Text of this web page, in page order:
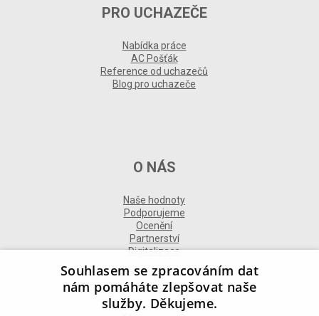
PRO UCHAZEČE
Nabídka práce
AC Pošťák
Reference od uchazečů
Blog pro uchazeče
O NÁS
Naše hodnoty
Podporujeme
Ocenění
Partnerství
Digitalizace
Souhlasem se zpracováním dat
nám pomáháte zlepšovat naše
služby. Děkujeme.